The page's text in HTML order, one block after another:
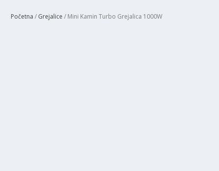
Početna / Grejalice / Mini Kamin Turbo Grejalica 1000W